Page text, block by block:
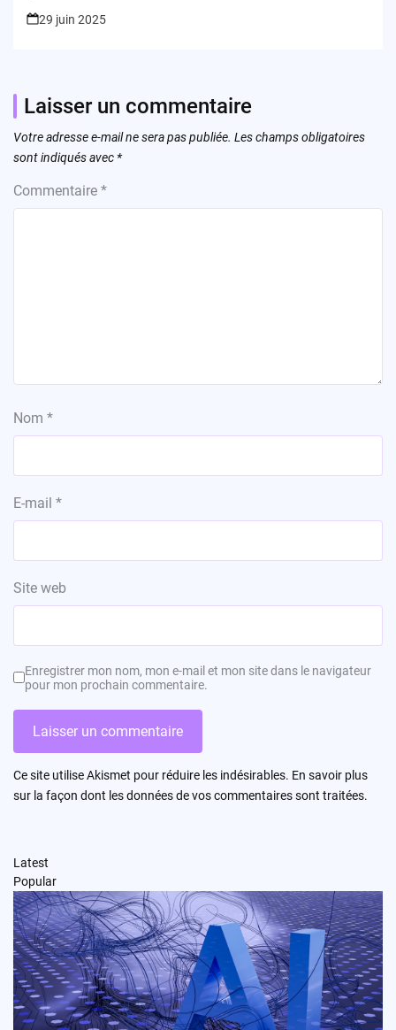
29 juin 2025
Laisser un commentaire
Votre adresse e-mail ne sera pas publiée. Les champs obligatoires
sont indiqués avec *
Commentaire *
Nom *
E-mail *
Site web
Enregistrer mon nom, mon e-mail et mon site dans le navigateur
pour mon prochain commentaire.
Ce site utilise Akismet pour réduire les indésirables. En savoir plus
sur la façon dont les données de vos commentaires sont traitées.
Latest
Popular